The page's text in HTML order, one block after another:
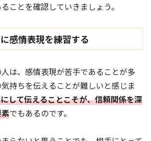
ことを確認していきましょう。
感情表現を練習する
は、感情表現が苦手であることが多
持ちを伝えることが難しいと感じま
して伝えることこそが、信頼関係を深
でもあるのです。